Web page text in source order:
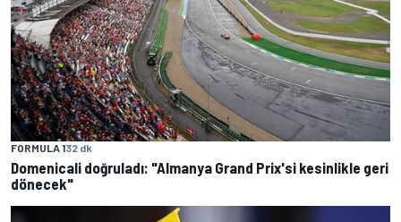
FORMULA 132 dk
Domenicali doğruladı: "Almanya Grand Prix'si kesinlikle geri
dönecek"